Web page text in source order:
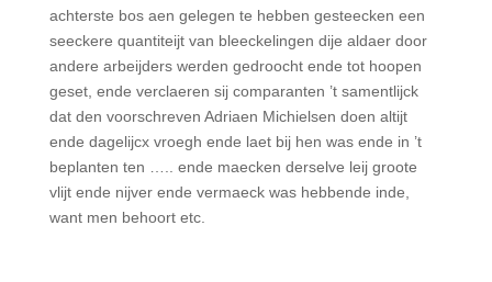
achterste bos aen gelegen te hebben gesteecken een
seeckere quantiteijt van bleeckelingen dije aldaer door
andere arbeijders werden gedroocht ende tot hoopen
geset, ende verclaeren sij comparanten ’t samentlijck
dat den voorschreven Adriaen Michielsen doen altijt
ende dagelijcx vroegh ende laet bij hen was ende in ’t
beplanten ten ….. ende maecken derselve leij groote
vlijt ende nijver ende vermaeck was hebbende inde,
want men behoort etc.